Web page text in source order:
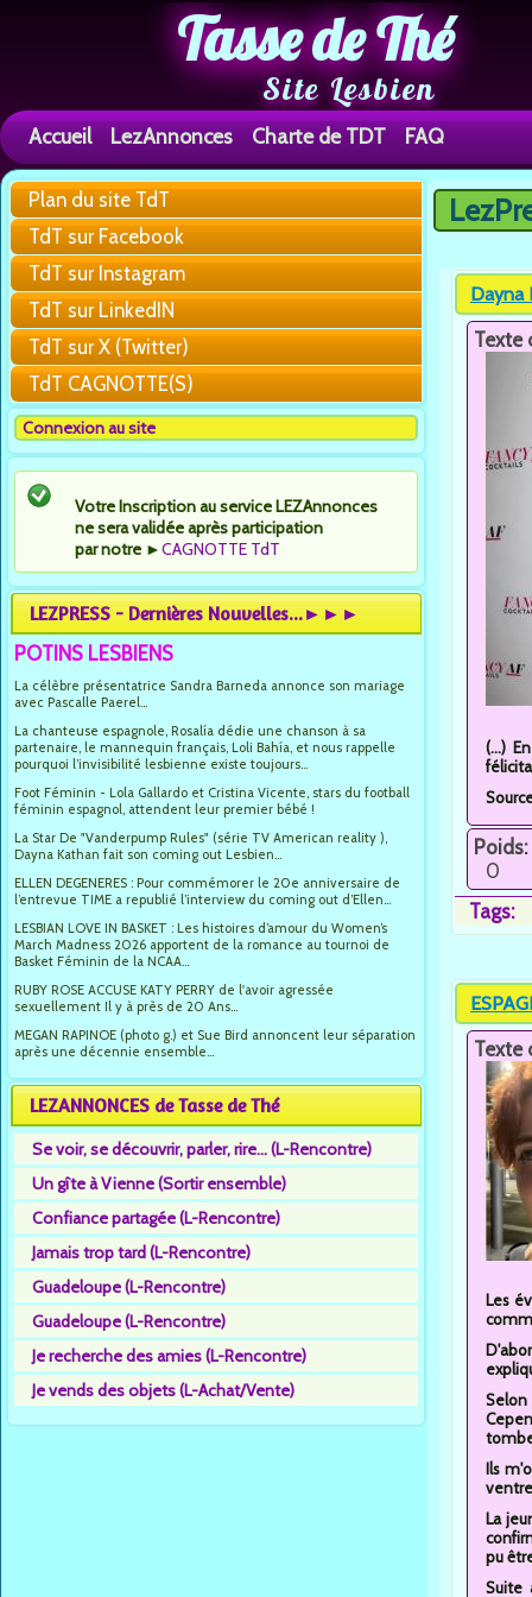
Tasse de Thé
Site Lesbien
Accueil LezAnnonces Charte de TDT FAQ
Plan du site TdT
TdT sur Facebook
TdT sur Instagram
TdT sur LinkedIN
TdT sur X (Twitter)
TdT CAGNOTTE(S)
Connexion au site
Votre Inscription au service LEZAnnonces
ne sera validée après participation
par notre ►CAGNOTTE TdT
LEZPRESS - Dernières Nouvelles...►►►
POTINS LESBIENS
La célèbre présentatrice Sandra Barneda annonce son mariage
avec Pascalle Paerel...
La chanteuse espagnole, Rosalía dédie une chanson à sa
partenaire, le mannequin français, Loli Bahía, et nous rappelle
pourquoi l’invisibilité lesbienne existe toujours...
Foot Féminin - Lola Gallardo et Cristina Vicente, stars du football
féminin espagnol, attendent leur premier bébé !
La Star De "Vanderpump Rules" (série TV American reality ),
Dayna Kathan fait son coming out Lesbien...
ELLEN DEGENERES : Pour commémorer le 20e anniversaire de
l’entrevue TIME a republié l’interview du coming out d’Ellen...
LESBIAN LOVE IN BASKET : Les histoires d’amour du Women’s
March Madness 2026 apportent de la romance au tournoi de
Basket Féminin de la NCAA...
RUBY ROSE ACCUSE KATY PERRY de l'avoir agressée
sexuellement Il y à près de 20 Ans...
MEGAN RAPINOE (photo g.) et Sue Bird annoncent leur séparation
après une décennie ensemble...
LEZANNONCES de Tasse de Thé
Se voir, se découvrir, parler, rire... (L-Rencontre)
Un gîte à Vienne (Sortir ensemble)
Confiance partagée (L-Rencontre)
Jamais trop tard (L-Rencontre)
Guadeloupe (L-Rencontre)
Guadeloupe (L-Rencontre)
Je recherche des amies (L-Rencontre)
Je vends des objets (L-Achat/Vente)
Vous
Dayna
Texte
(...)
Poids:
0
Tags:
Texte
Les
Ils
La
pu
Suite